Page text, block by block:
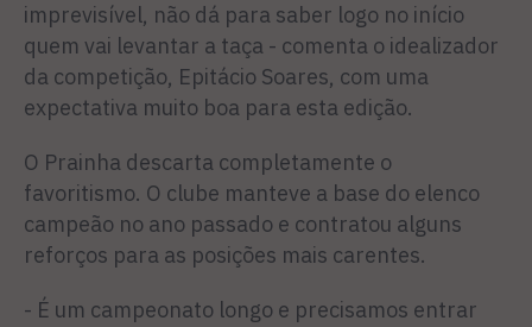
imprevisível, não dá para saber logo no início
quem vai levantar a taça - comenta o idealizador
da competição, Epitácio Soares, com uma
expectativa muito boa para esta edição.
O Prainha descarta completamente o
favoritismo. O clube manteve a base do elenco
campeão no ano passado e contratou alguns
reforços para as posições mais carentes.
- É um campeonato longo e precisamos entrar